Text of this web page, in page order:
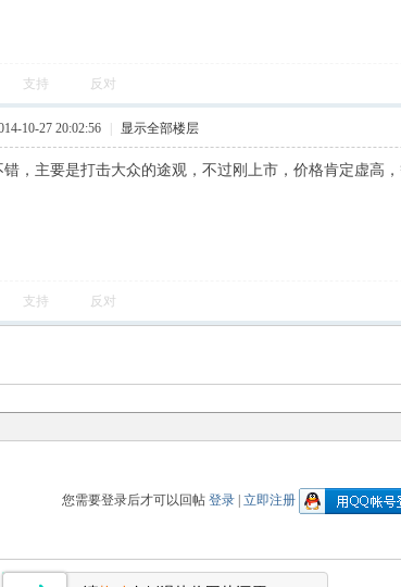
支持 反对
10-27 20:02:56 显示全部楼层
，主要是打击大众的途观，不过刚上市，价格肯定虚高
支持 反对
您需要登录后才可以回帖 登录| 立即注册